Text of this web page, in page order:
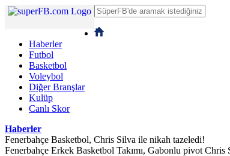
Haberler
Futbol
Basketbol
Voleybol
Diğer Branşlar
Kulüp
Canlı Skor
Haberler
Fenerbahçe Basketbol, Chris Silva ile nikah tazeledi!
Fenerbahçe Erkek Basketbol Takımı, Gabonlu pivot Chris